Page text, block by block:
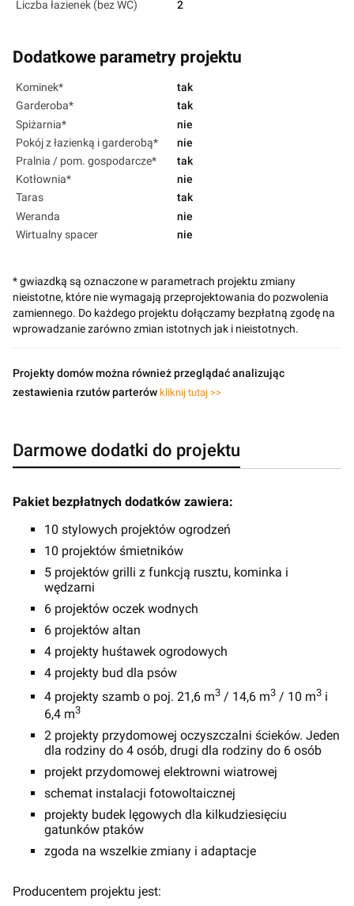
Liczba łazienek (bez WC) 2
Dodatkowe parametry projektu
Kominek*
tak
Garderoba*
tak
Spiżarnia*
nie
Pokój z łazienką i garderobą*
nie
Pralnia / pom. gospodarcze*
tak
Kotłownia*
nie
Taras
tak
Weranda
nie
Wirtualny spacer
nie
* gwiazdką są oznaczone w parametrach projektu zmiany
nieistotne, które nie wymagają przeprojektowania do pozwolenia
zamiennego. Do każdego projektu dołączamy bezpłatną zgodę na
wprowadzanie zarówno zmian istotnych jak i nieistotnych.
Projekty domów można również przeglądać analizując
zestawienia rzutów parterów kliknij tutaj >>
Darmowe dodatki do projektu
Pakiet bezpłatnych dodatków zawiera:
10 stylowych projektów ogrodzeń
10 projektów śmietników
5 projektów grilli z funkcją rusztu, kominka i
wędzarni
6 projektów oczek wodnych
6 projektów altan
4 projekty huśtawek ogrodowych
4 projekty bud dla psów
4 projekty szamb o poj. 21,6 m3 / 14,6 m3 / 10 m3 i
6,4 m3
2 projekty przydomowej oczyszczalni ścieków. Jeden
dla rodziny do 4 osób, drugi dla rodziny do 6 osób
projekt przydomowej elektrowni wiatrowej
schemat instalacji fotowoltaicznej
projekty budek lęgowych dla kilkudziesięciu
gatunków ptaków
zgoda na wszelkie zmiany i adaptacje
Producentem projektu jest: